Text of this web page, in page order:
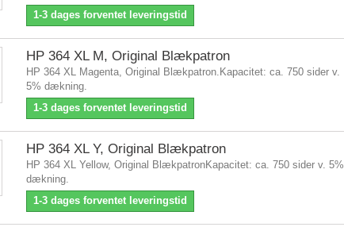
1-3 dages forventet leveringstid
HP 364 XL M, Original Blækpatron
HP 364 XL Magenta, Original Blækpatron.Kapacitet: ca. 750 sider v.
5% dækning.
1-3 dages forventet leveringstid
HP 364 XL Y, Original Blækpatron
HP 364 XL Yellow, Original BlækpatronKapacitet: ca. 750 sider v. 5%
dækning.
1-3 dages forventet leveringstid